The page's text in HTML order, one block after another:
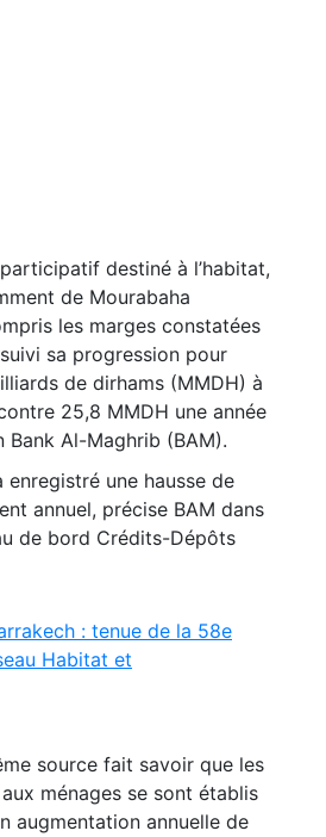
destiné à l’habitat,
de Mourabaha
les marges constatées
sa progression pour
de dirhams (MMDH) à
25,8 MMDH une année
Bank Al-Maghrib (BAM).
enregistré une hausse de
annuel, précise BAM dans
de bord Crédits-Dépôts
: tenue de la 58e
Habitat et
source fait savoir que les
ménages se sont établis
augmentation annuelle de